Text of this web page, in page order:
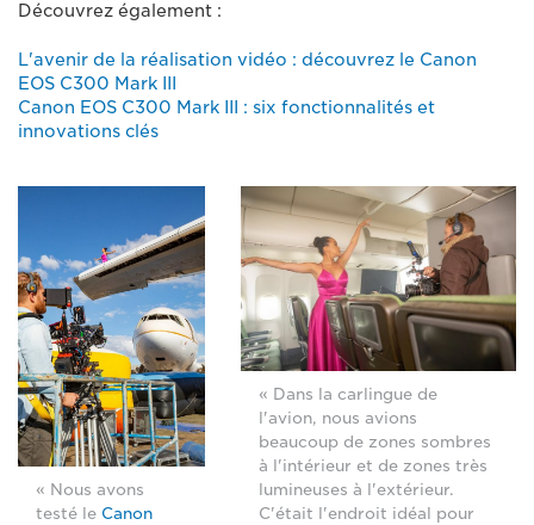
Découvrez également :
L'avenir de la réalisation vidéo : découvrez le Canon
EOS C300 Mark III
Canon EOS C300 Mark III : six fonctionnalités et
innovations clés
« Nous avons
testé le Canon
« Dans la carlingue de
l'avion, nous avions
beaucoup de zones sombres
à l'intérieur et de zones très
lumineuses à l'extérieur.
C'était l'endroit idéal pour